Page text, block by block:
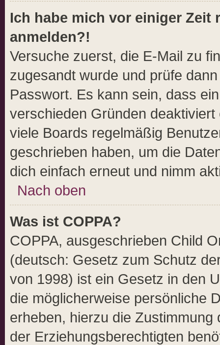
Ich habe mich vor einiger
anmelden?!
Versuche zuerst, die E-Mail zu
zugesandt wurde und prüfe
Passwort. Es kann sein, dass
verschieden Gründen
viele Boards regelmäßig
geschrieben haben, um die
dich einfach erneut und nimm
Nach oben
Was ist COPPA?
COPPA, ausgeschrieben Child
(deutsch: Gesetz zum Schutz
von 1998) ist ein Gesetz in den
die möglicherweise persönliche
erheben, hierzu die
der Erziehungsberechtigten